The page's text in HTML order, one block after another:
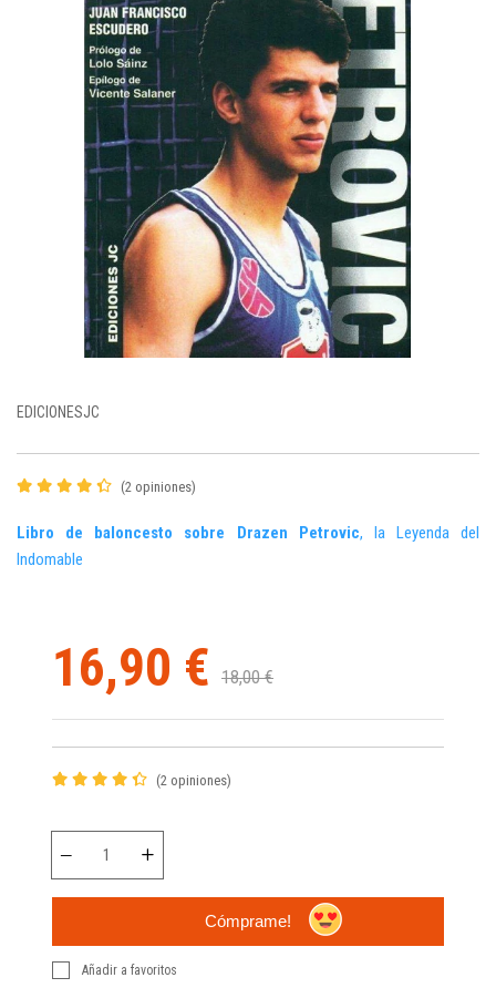
EDICIONESJC
(2 opiniones)
Libro de baloncesto sobre Drazen Petrovic, la Leyenda del
Indomable
16,90 € 18,00 €
(2 opiniones)
Cómprame!
Añadir a favoritos